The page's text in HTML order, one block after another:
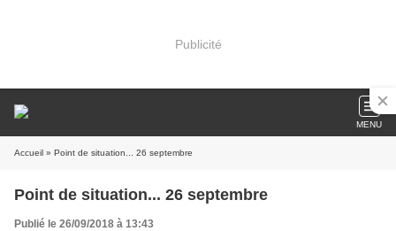
Publicité
MENU
Accueil » Point de situation... 26 septembre
Point de situation... 26 septembre
Publié le 26/09/2018 à 13:43